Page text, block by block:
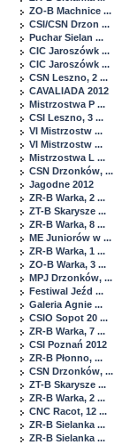
ZO-B Machnice ...
CSI/CSN Drzon ...
Puchar Sielan ...
CIC Jaroszówk ...
CIC Jaroszówk ...
CSN Leszno, 2 ...
CAVALIADA 2012
Mistrzostwa P ...
CSI Leszno, 3 ...
VI Mistrzostw ...
VI Mistrzostw ...
Mistrzostwa L ...
CSN Drzonków, ...
Jagodne 2012
ZR-B Warka, 2 ...
ZT-B Skarysze ...
ZR-B Warka, 8 ...
ME Juniorów w ...
ZR-B Warka, 1 ...
ZO-B Warka, 3 ...
MPJ Drzonków, ...
Festiwal Jeźd ...
Galeria Agnie ...
CSIO Sopot 20 ...
ZR-B Warka, 7 ...
CSI Poznań 2012
ZR-B Płonno, ...
CSN Drzonków, ...
ZT-B Skarysze ...
ZR-B Warka, 2 ...
CNC Racot, 12 ...
ZR-B Sielanka ...
ZR-B Sielanka ...